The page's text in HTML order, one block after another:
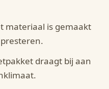
materiaal is gemaakt
draagt bij aan